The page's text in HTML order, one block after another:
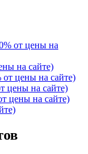
от цены на
на сайте)
цены на сайте)
цены на сайте)
цены на сайте)